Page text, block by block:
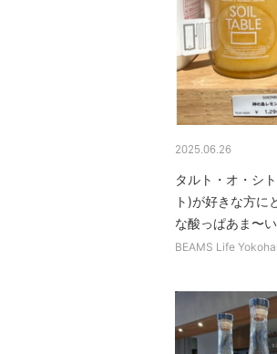
2025.06.26
タルト・オ・シ
ト)が好きな方に
な酸っぱあま〜
BEAMS Life